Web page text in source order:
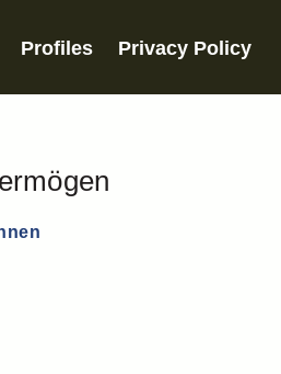
Profiles Privacy Policy